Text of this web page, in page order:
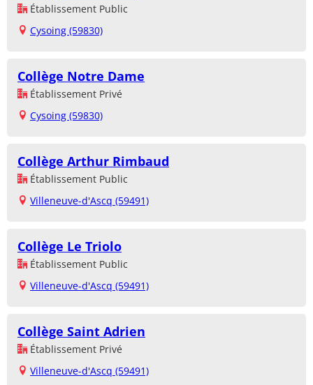
Établissement Public
Cysoing (59830)
Collège Notre Dame
Établissement Privé
Cysoing (59830)
Collège Arthur Rimbaud
Établissement Public
Villeneuve-d'Ascq (59491)
Collège Le Triolo
Établissement Public
Villeneuve-d'Ascq (59491)
Collège Saint Adrien
Établissement Privé
Villeneuve-d'Ascq (59491)